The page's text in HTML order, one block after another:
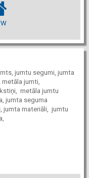
jumtu segumi, jumta
metāla jumti,
metāla jumtu
jumta seguma
jumta materiāli, jumtu